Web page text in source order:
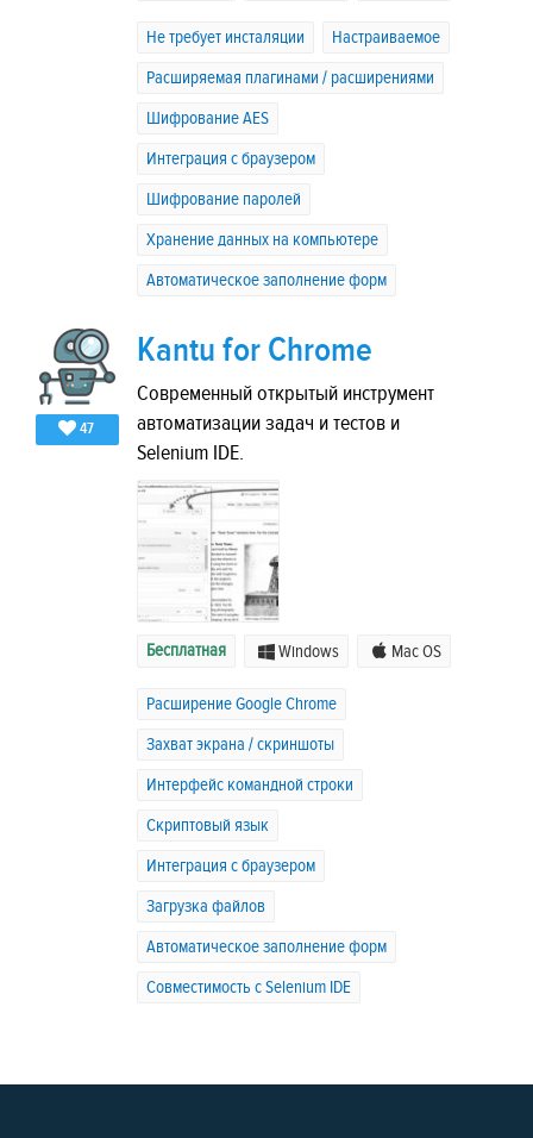
Не требует инсталяции
Настраиваемое
Расширяемая плагинами / расширениями
Шифрование AES
Интеграция с браузером
Шифрование паролей
Хранение данных на компьютере
Автоматическое заполнение форм
47
Kantu for Chrome
Современный открытый инструмент
автоматизации задач и тестов и
Selenium IDE.
Бесплатная Windows Mac OS
Расширение Google Chrome
Захват экрана / скриншоты
Интерфейс командной строки
Скриптовый язык
Интеграция с браузером
Загрузка файлов
Автоматическое заполнение форм
Совместимость с Selenium IDE